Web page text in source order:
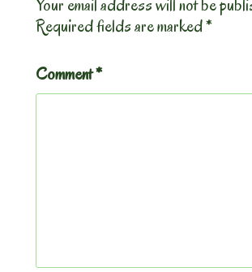
Your email address will not be
Required fields are marked*
Comment*